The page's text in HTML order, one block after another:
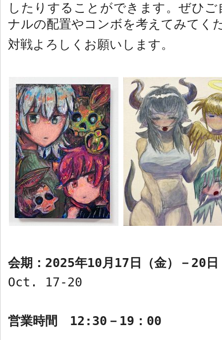
したりすることができます。ぜひ
ナルの配置やコンボを考えてみてく
対戦よろしくお願いします。
会期： 2025年10月 17 日（金）－ 20
Oct. 17-20
営業時間 12:30 － 19 ： 00